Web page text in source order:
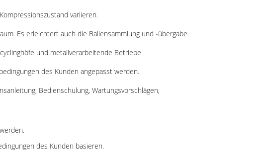
variieren.
Es erleichtert auch die Ballensammlung und -übergabe.
und metallverarbeitende Betriebe.
des Kunden angepasst werden.
Bedienschulung, Wartungsvorschlägen,
des Kunden basieren.